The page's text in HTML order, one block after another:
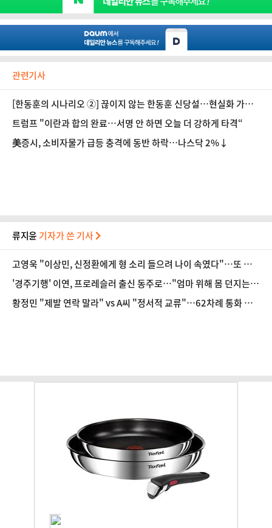
관련기사
[한동훈의 시나리오 ②] 끊이지 않는 한동훈 신당설…현실화 가능
성은?
트럼프 "이란과 합의 완료…서명 안 하면 오늘 더 강하게 타격“
美증시, 소비자물가 급등 충격에 동반 하락…나스닥 2%↓
류지윤 기자가 쓴 기사
고영욱 "이상민, 신정환에게 형 소리 들으려 나이 속였다"…또 연
예인 저격
'경주기행' 이연, 프로레슬러 출신 동주로…"엄마 위해 몸 던지는
셋째 딸"
황정민 "제발 연락 말라" vs A씨 "정서적 교류"…62차례 통화 공